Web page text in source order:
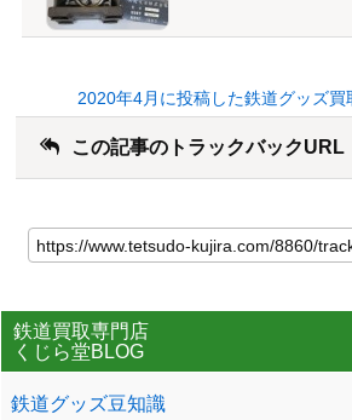
2020年4月に投稿した鉄道グッズ
この記事のトラックバックURL
鉄道買取専門店
くじら堂BLOG
鉄道グッズ豆知識